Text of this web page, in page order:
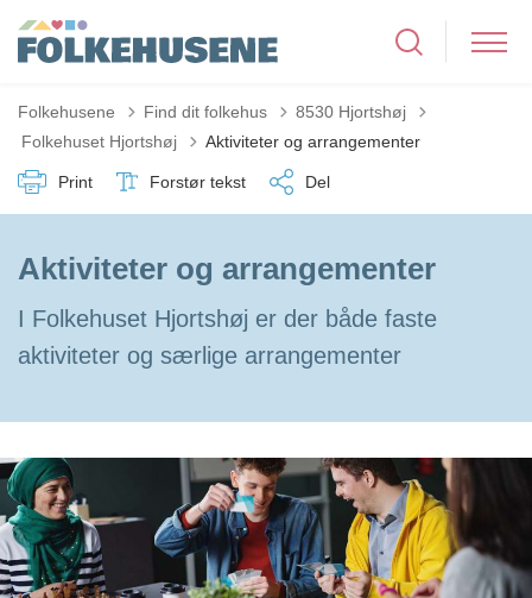
Folkehusene Find dit folkehus
8530 Hjortshøj
Tilbage til
Folkehuset Hjortshøj Aktiviteter og arrangementer
Print Forstør tekst Del
Aktiviteter og arrangementer
I Folkehuset Hjortshøj er der både faste
aktiviteter og særlige arrangementer